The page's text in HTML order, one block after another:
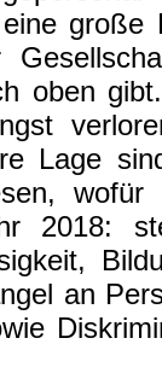
große
oben
Lage
wofür
2018:
an